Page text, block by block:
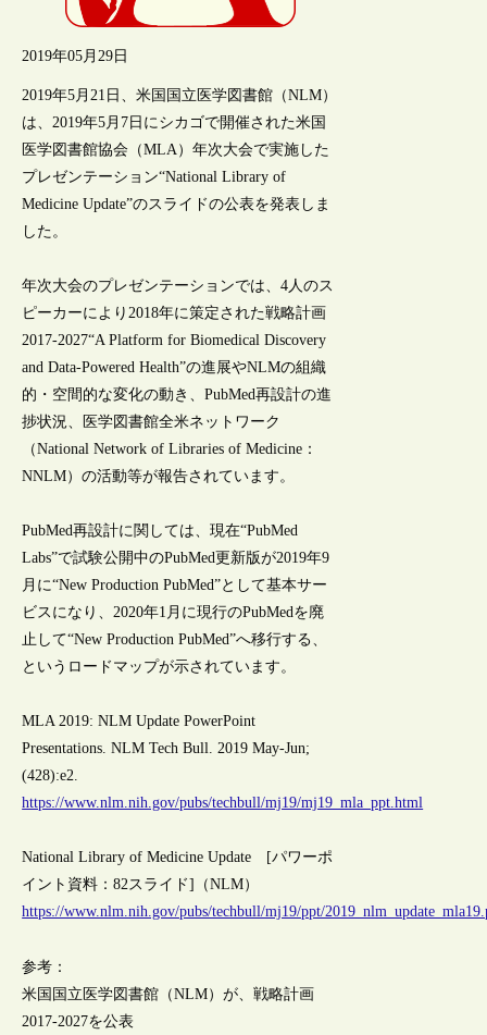
2019年05月29日
2019年5月21日、米国国立医学図書館（NLM）
は、2019年5月7日にシカゴで開催された米国
医学図書館協会（MLA）年次大会で実施した
プレゼンテーション“National Library of
Medicine Update”のスライドの公表を発表しま
した。
年次大会のプレゼンテーションでは、4人のス
ピーカーにより2018年に策定された戦略計画
2017-2027“A Platform for Biomedical Discovery
and Data-Powered Health”の進展やNLMの組織
的・空間的な変化の動き、PubMed再設計の進
捗状況、医学図書館全米ネットワーク
（National Network of Libraries of Medicine：
NNLM）の活動等が報告されています。
PubMed再設計に関しては、現在“PubMed
Labs”で試験公開中のPubMed更新版が2019年9
月に“New Production PubMed”として基本サー
ビスになり、2020年1月に現行のPubMedを廃
止して“New Production PubMed”へ移行する、
というロードマップが示されています。
MLA 2019: NLM Update PowerPoint
Presentations. NLM Tech Bull. 2019 May-Jun;
(428):e2.
https://www.nlm.nih.gov/pubs/techbull/mj19/mj19_mla_ppt.html
National Library of Medicine Update [パワーポ
イント資料：82スライド]（NLM）
https://www.nlm.nih.gov/pubs/techbull/mj19/ppt/
参考：
米国国立医学図書館（NLM）が、戦略計画
2017-2027を公表